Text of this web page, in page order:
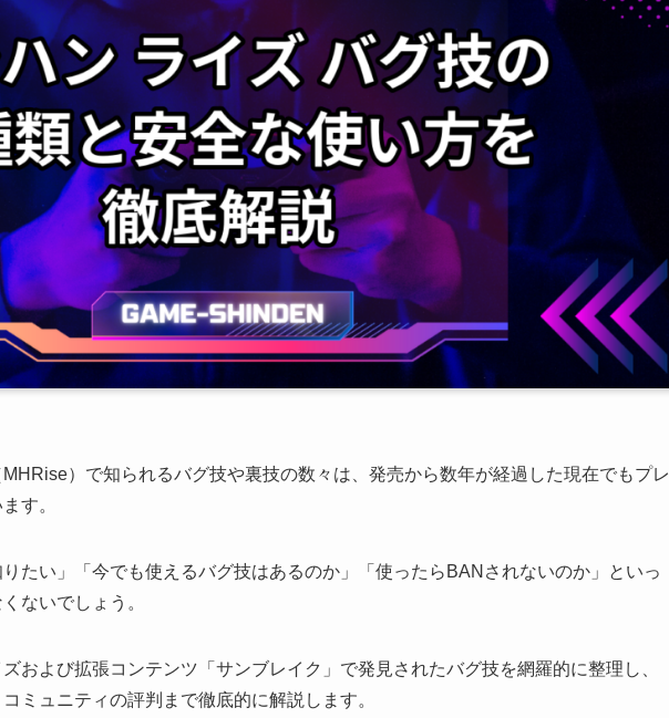
）で知られるバグ技や裏技の数々は、発売から数年が経過した現在でもプレ
す。
りたい」「今でも使えるバグ技はあるのか」「使ったらBANされないのか」といっ
ないでしょう。
および拡張コンテンツ「サンブレイク」で発見されたバグ技を網羅的に整理し、
ミュニティの評判まで徹底的に解説します。